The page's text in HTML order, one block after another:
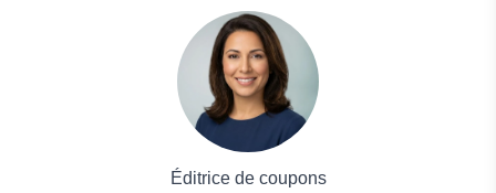
Éditrice de coupons